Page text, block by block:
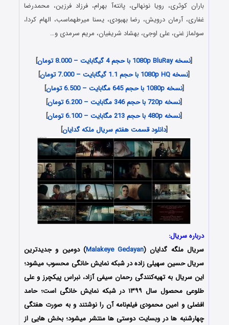
باران کوثری، رویا نونهالی، پانته‌آ بهرام، فرزاد فرزین، محمدرضا
غفاری، آرمان درویش، رضا بهبودی، یسنا میرطهماسب، الهام کردا،
سولماز غنی، علی اوجی، بهشاد شریفیان، مریم سرمدی و…
[نسخه 1080p BluRay با حجم 4 گیگابایت – 8.000 تومان
]
[نسخه 1080p HQ با حجم 1.1 گیگابایت – 7.000 تومان
]
[نسخه 1080p با حجم 645 مگابایت – 6.500 تومان
]
[نسخه 720p با حجم 346 مگابایت – 6.200 تومان
]
[نسخه 480p با حجم 213 مگابایت – 6.100 تومان
]
[دانلود قسمت هفتم سریال ملکه گدایان]
درباره سریال:
سریال ملگه گدایان (Malakeye Gedayan) دومین و جدیدترین
سریال حسین سهیلی زاده در شبکه نمایش خانگی محسوب میشود؛
این سریال به تهیه‌کنندگی رحمان سیفی آزاد، نبراس پیکچرز و علی
طلوعی محصول سال ۱۳۹۹ در شبکه نمایش خانگی است؛ حامد
افضلی و امین محمودی فیلم‌نامه آن را نوشتند و به صورت هفتگی
چهارشنبه ها در وبسایت دوستی ها منتشر میشود؛ بخش هایی از